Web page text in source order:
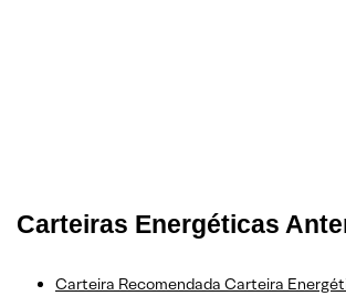
Carteiras Energéticas
Carteira Recomendada Carteira